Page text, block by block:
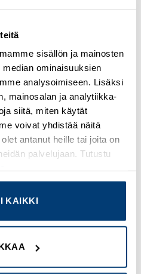
sisällön ja mainosten
ominaisuuksien
analysoimiseen. Lisäksi
mainosalan ja analytiikka-
siitä, miten käytät
voivat yhdistää näitä
antanut heille tai joita on
palvelujaan. Tutustu
KAIKKI
®